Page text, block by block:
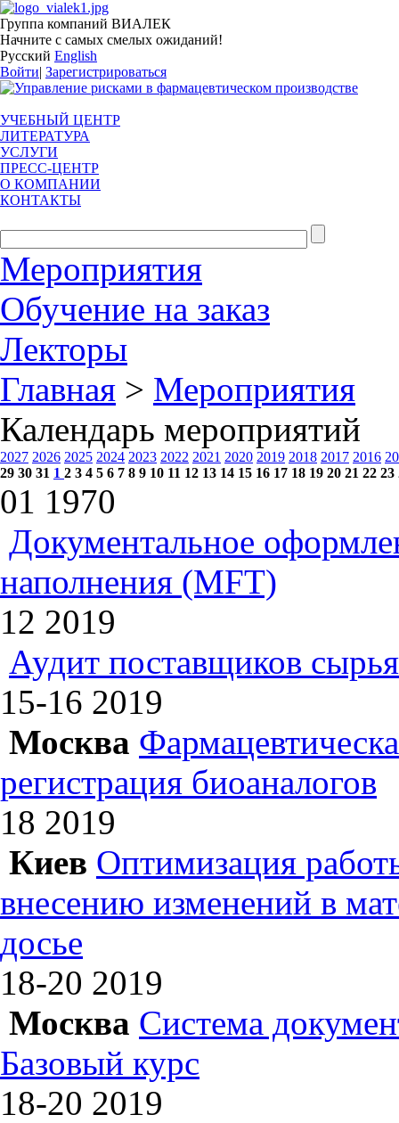
Группа компаний ВИАЛЕК
Начните с самых смелых ожиданий!
Русский English
Войти| Зарегистрироваться
УЧЕБНЫЙ ЦЕНТР
ЛИТЕРАТУРА
УСЛУГИ
ПРЕСС-ЦЕНТР
О КОМПАНИИ
КОНТАКТЫ
Мероприятия
Обучение на заказ
Лекторы
Главная > Мероприятия
Календарь мероприятий
2027 2026 2025 2024 2023 2022 2021 2020 2019 2018 2017 2016
29 30 31 1 2 3 4 5 6 7 8 9 10 11 12 13 14 15 16 17 18 19 20 21 22 23
01 1970
Документальное
наполнения (MFT)
12 2019
Аудит поставщиков
15-16 2019
Москва
регистрация биоаналогов
18 2019
Киев Оптимизация
внесению изменений в
досье
18-20 2019
Москва Система
Базовый курс
18-20 2019